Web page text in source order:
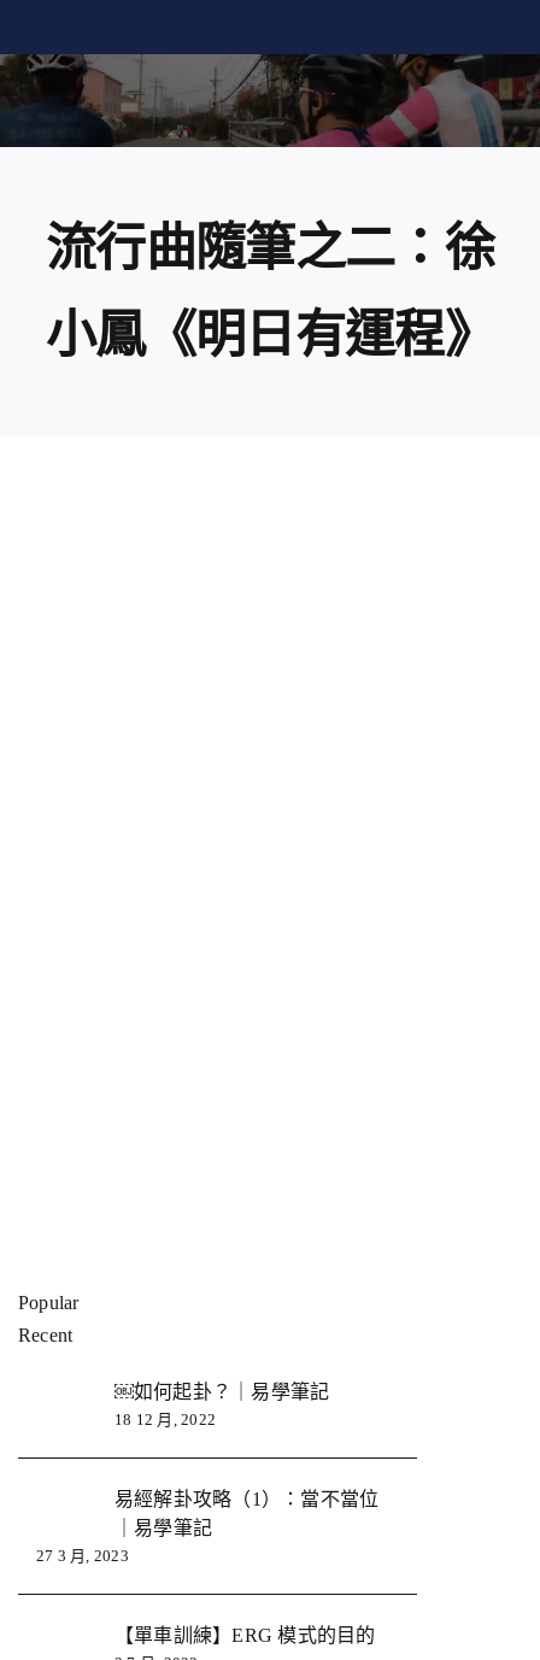
content
流行曲隨筆之二：徐
小鳳《明日有運程》
Popular
Recent
￼如何起卦？｜易學筆記
18 12 月, 2022
易經解卦攻略（1）：當不當位
｜易學筆記
27 3 月, 2023
【單車訓練】ERG 模式的目的